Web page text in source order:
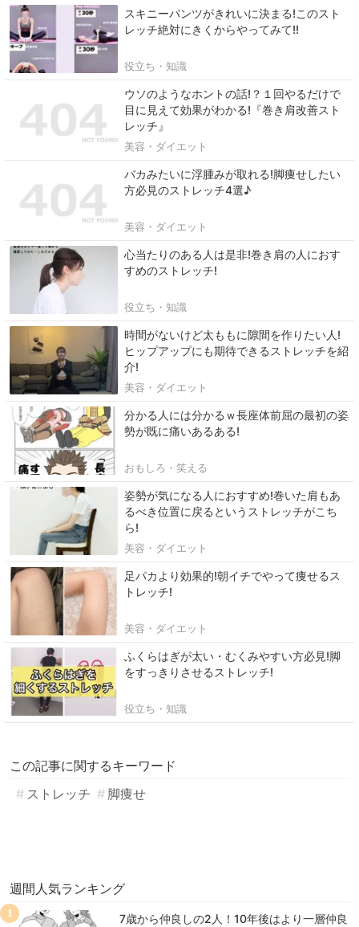
スキニーパンツがきれいに決まる!このスト
レッチ絶対にきくからやってみて!!
役立ち・知識
ウソのようなホントの話!？１回やるだけで
目に見えて効果がわかる!『巻き肩改善スト
レッチ』
美容・ダイエット
バカみたいに浮腫みが取れる!脚痩せしたい
方必見のストレッチ4選♪
美容・ダイエット
心当たりのある人は是非!巻き肩の人におす
すめのストレッチ!
役立ち・知識
時間がないけど太ももに隙間を作りたい人!
ヒップアップにも期待できるストレッチを紹
介!
美容・ダイエット
分かる人には分かるｗ長座体前屈の最初の姿
勢が既に痛いあるある!
おもしろ・笑える
姿勢が気になる人におすすめ!巻いた肩もあ
るべき位置に戻るというストレッチがこち
ら!
美容・ダイエット
足パカより効果的!朝イチでやって痩せるス
トレッチ!
美容・ダイエット
ふくらはぎが太い・むくみやすい方必見!脚
をすっきりさせるストレッチ!
役立ち・知識
この記事に関するキーワード
ストレッチ
脚痩せ
週間人気ランキング
7歳から仲良しの2人！10年後はより一層仲良
1